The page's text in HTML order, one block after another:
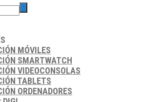
MÓVILES
SMARTWATCH
VIDEOCONSOLAS
TABLETS
ORDENADORES